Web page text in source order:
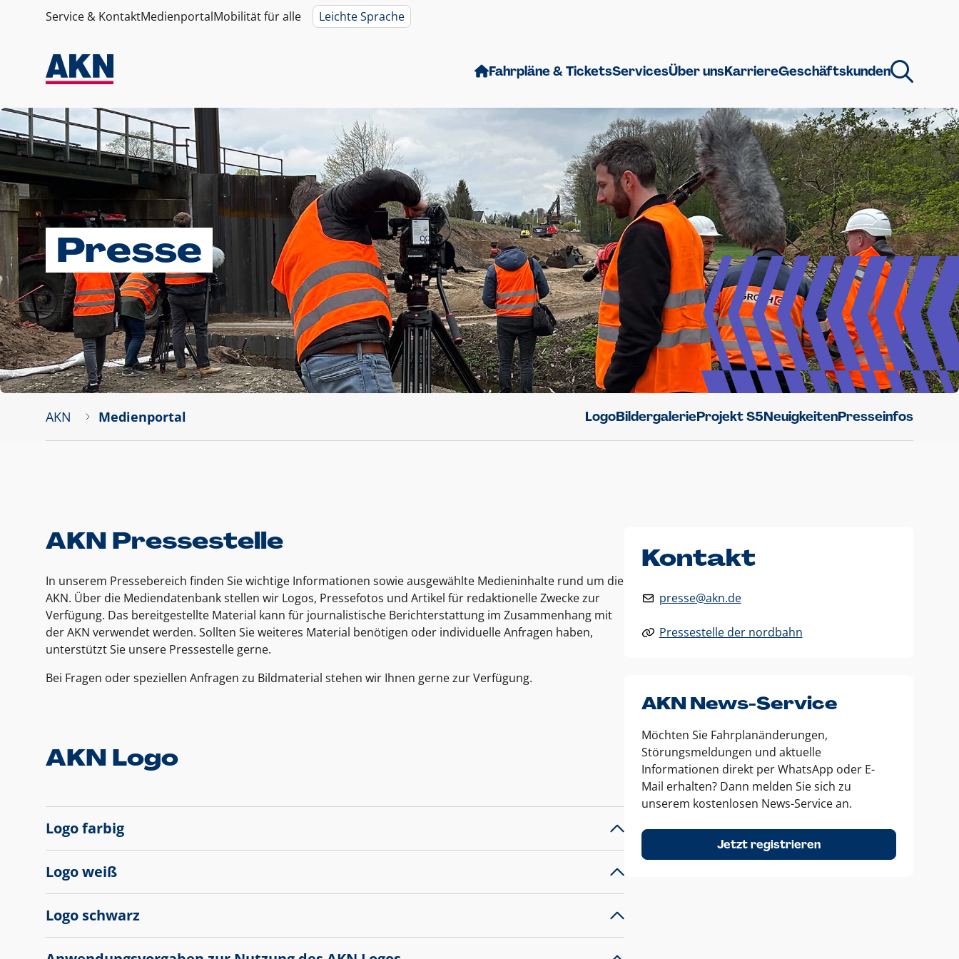
Service & KontaktMedienportalMobilität für alle Leichte Sprache
Fahrpläne & TicketsServicesÜber unsKarriereGeschäftskunden
Presse
AKN Medienportal LogoBildergalerieProjekt S5NeuigkeitenPresseinfos
AKN Pressestelle
In unserem Pressebereich finden Sie wichtige Informationen sowie ausgewählte Medieninhalte rund um die
AKN. Über die Mediendatenbank stellen wir Logos, Pressefotos und Artikel für redaktionelle Zwecke zur
Verfügung. Das bereitgestellte Material kann für journalistische Berichterstattung im Zusammenhang mit
der AKN verwendet werden. Sollten Sie weiteres Material benötigen oder individuelle Anfragen haben,
unterstützt Sie unsere Pressestelle gerne.
Bei Fragen oder speziellen Anfragen zu Bildmaterial stehen wir Ihnen gerne zur Verfügung.
AKN Logo
Logo farbig
Logo weiß
Logo schwarz
Kontakt
presse@akn.de
Pressestelle der nordbahn
AKN News-Service
Möchten Sie Fahrplanänderungen,
Störungsmeldungen und aktuelle
Informationen direkt per WhatsApp oder E-
Mail erhalten? Dann melden Sie sich zu
unserem kostenlosen News-Service an.
Jetzt registrieren